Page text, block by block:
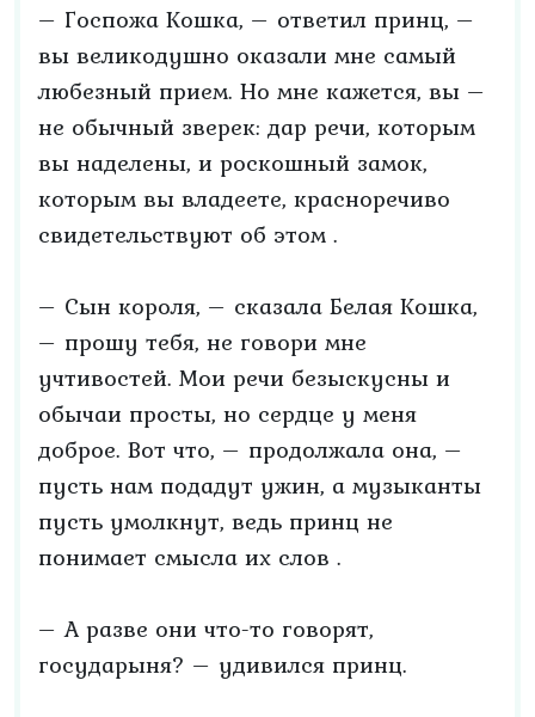
– Госпожа Кошка, – ответил принц, –
вы великодушно оказали мне самый
любезный прием. Но мне кажется, вы –
не обычный зверек: дар речи, которым
вы наделены, и роскошный замок,
которым вы владеете, красноречиво
свидетельствуют об этом .
– Сын короля, – сказала Белая Кошка,
– прошу тебя, не говори мне
учтивостей. Мои речи безыскусны и
обычаи просты, но сердце у меня
доброе. Вот что, – продолжала она, –
пусть нам подадут ужин, а музыканты
пусть умолкнут, ведь принц не
понимает смысла их слов .
– А разве они что-то говорят,
государыня? – удивился принц.